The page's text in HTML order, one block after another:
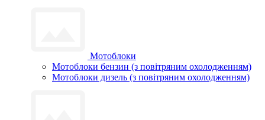
Мотоблоки
Мотоблоки бензин (з повітряним охолодженням)
Мотоблоки дизель (з повітряним охолодженням)